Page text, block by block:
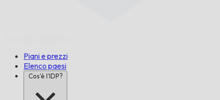
Piani e prezzi
Elenco paesi
Cos'è l'IDP?